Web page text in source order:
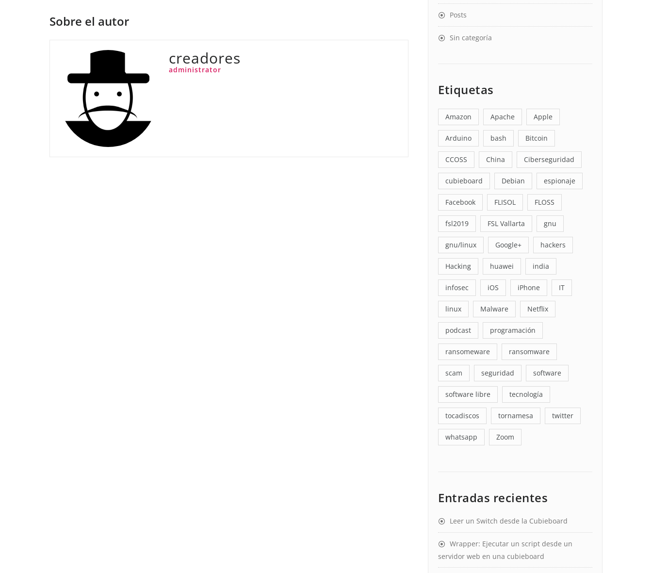
entradas
Sobre el autor
creadores
administrator
Posts
Sin categoría
Etiquetas
Amazon Apache Apple
Arduino bash Bitcoin
CCOSS China Ciberseguridad
cubieboard Debian espionaje
Facebook FLISOL FLOSS
fsl2019 FSL Vallarta gnu
gnu/linux Google+ hackers
Hacking huawei india
infosec iOS iPhone IT
linux Malware Netflix
podcast programación
ransomeware ransomware
scam seguridad software
software libre tecnología
tocadiscos tornamesa twitter
whatsapp Zoom
Entradas recientes
Leer un Switch desde la Cubieboard
Wrapper: Ejecutar un script desde un
servidor web en una cubieboard